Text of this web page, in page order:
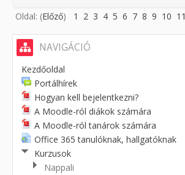
Oldal: (Előző) 1 2 3 4 5 6 7 8 9 10 11
NAVIGÁCIÓ
Kezdőoldal
Portálhírek
Hogyan kell bejelentkezni?
A Moodle-ról diákok számára
A Moodle-ról tanárok számára
Office 365 tanulóknak, hallgatóknak
Kurzusok
Nappali